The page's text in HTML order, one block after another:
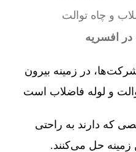
و چاه توالت
در افسریه
در زمینه بیرون
و لوله فاضلاب است
که دارند به راحتی
حل می‌کنند.